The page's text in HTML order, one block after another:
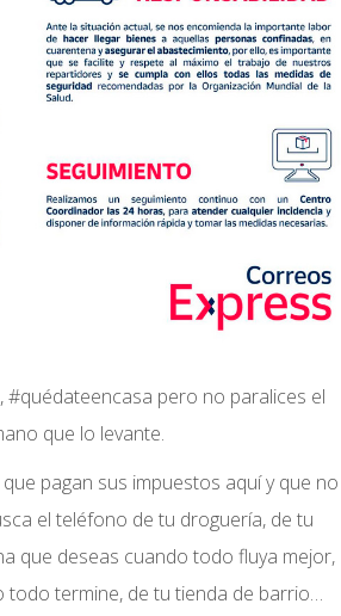
pero no paralices el
que lo levante.
pagan sus impuestos aquí y que no
el teléfono de tu droguería, de tu
que deseas cuando todo fluya mejor,
todo termine, de tu tienda de barrio…